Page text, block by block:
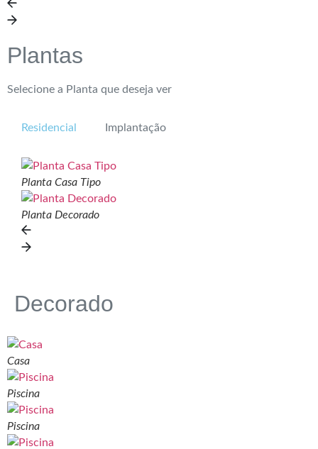
Plantas
Selecione a Planta que deseja ver
Residencial Implantação
Planta Casa Tipo
Planta Decorado
Decorado
Casa
Piscina
Piscina